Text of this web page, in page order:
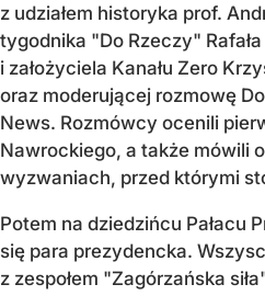
z udziałem historyka prof.
tygodnika "Do Rzeczy"
i założyciela Kanału Zero
oraz moderującej rozmowę
News. Rozmówcy ocenili
Nawrockiego, a także mówili
wyzwaniach, przed którymi
Potem na dziedzińcu Pałacu
się para prezydencka.
z zespołem "Zagórzańska